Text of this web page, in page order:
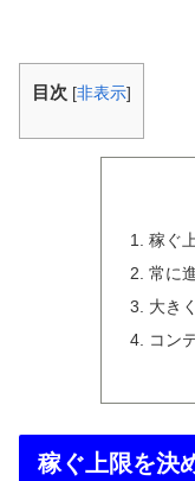
目次 [非表示]
稼ぐ
常に
大き
コン
稼ぐ上限を決